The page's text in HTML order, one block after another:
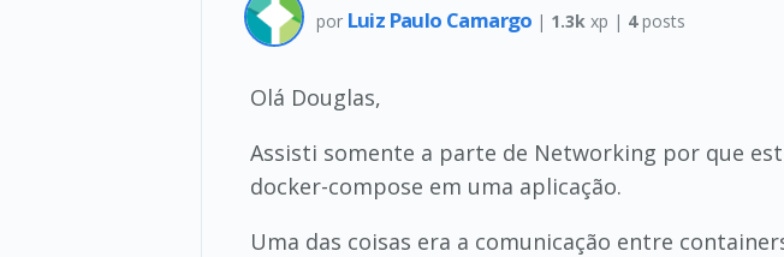
por Luiz Paulo Camargo | 1.3k xp | 4posts
Olá Douglas,
Assisti somente a parte de Networking por que
docker-compose em uma aplicação.
Uma das coisas era a comunicação entre